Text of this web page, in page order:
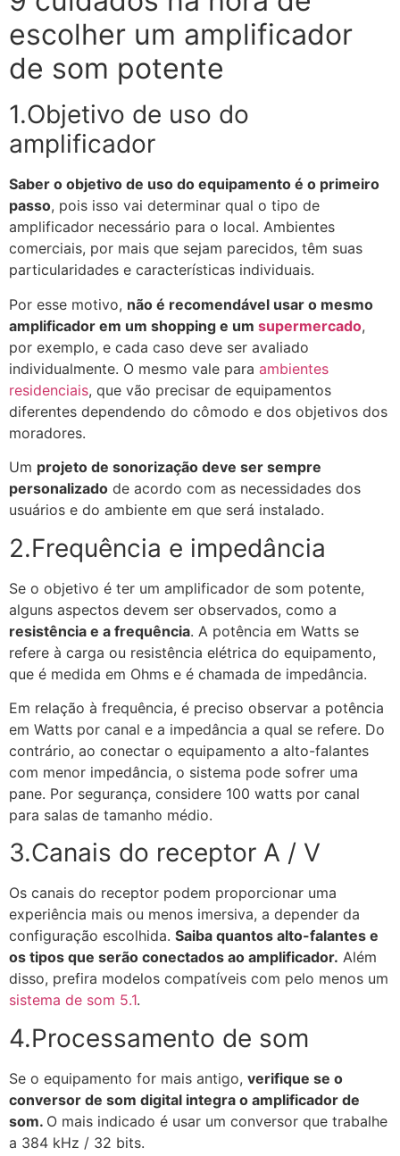
escolher um amplificador
de som potente
1.Objetivo de uso do
amplificador
Saber o objetivo de uso do equipamento é o primeiro
passo, pois isso vai determinar qual o tipo de
amplificador necessário para o local. Ambientes
comerciais, por mais que sejam parecidos, têm suas
particularidades e características individuais.
Por esse motivo, não é recomendável usar o mesmo
amplificador em um shopping e um supermercado,
por exemplo, e cada caso deve ser avaliado
individualmente. O mesmo vale para ambientes
residenciais, que vão precisar de equipamentos
diferentes dependendo do cômodo e dos objetivos dos
moradores.
Um projeto de sonorização deve ser sempre
personalizado de acordo com as necessidades dos
usuários e do ambiente em que será instalado.
2.Frequência e impedância
Se o objetivo é ter um amplificador de som potente,
alguns aspectos devem ser observados, como a
resistência e a frequência. A potência em Watts se
refere à carga ou resistência elétrica do equipamento,
que é medida em Ohms e é chamada de impedância.
Em relação à frequência, é preciso observar a potência
em Watts por canal e a impedância a qual se refere. Do
contrário, ao conectar o equipamento a alto-falantes
com menor impedância, o sistema pode sofrer uma
pane. Por segurança, considere 100 watts por canal
para salas de tamanho médio.
3.Canais do receptor A / V
Os canais do receptor podem proporcionar uma
experiência mais ou menos imersiva, a depender da
configuração escolhida. Saiba quantos alto-falantes e
os tipos que serão conectados ao amplificador. Além
disso, prefira modelos compatíveis com pelo menos um
sistema de som 5.1.
4.Processamento de som
Se o equipamento for mais antigo, verifique se o
conversor de som digital integra o amplificador de
som. O mais indicado é usar um conversor que trabalhe
a 384 kHz / 32 bits.